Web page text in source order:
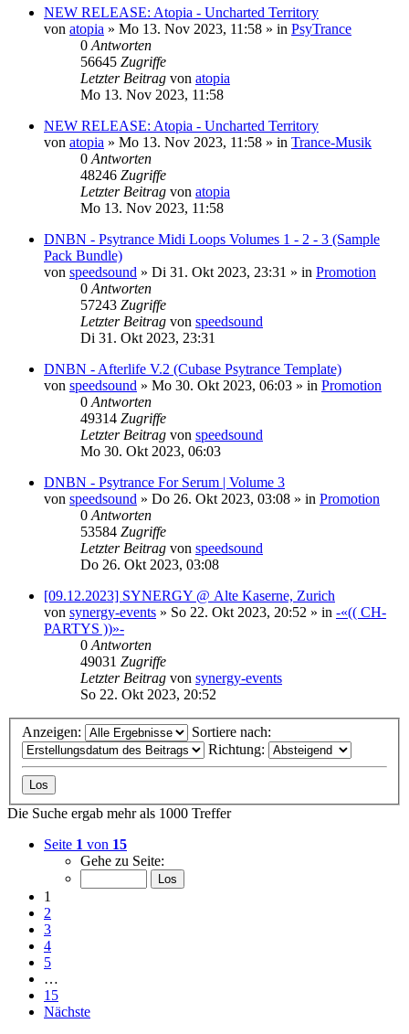
NEW RELEASE: Atopia - Uncharted Territory
von atopia » Mo 13. Nov 2023, 11:58 » in PsyTrance
0 Antworten
56645 Zugriffe
Letzter Beitrag von atopia
Mo 13. Nov 2023, 11:58
NEW RELEASE: Atopia - Uncharted Territory
von atopia » Mo 13. Nov 2023, 11:58 » in Trance-Musik
0 Antworten
48246 Zugriffe
Letzter Beitrag von atopia
Mo 13. Nov 2023, 11:58
DNBN - Psytrance Midi Loops Volumes 1 - 2 - 3 (Sample
Pack Bundle)
von speedsound » Di 31. Okt 2023, 23:31 » in Promotion
0 Antworten
57243 Zugriffe
Letzter Beitrag von speedsound
Di 31. Okt 2023, 23:31
DNBN - Afterlife V.2 (Cubase Psytrance Template)
von speedsound » Mo 30. Okt 2023, 06:03 » in Promotion
0 Antworten
49314 Zugriffe
Letzter Beitrag von speedsound
Mo 30. Okt 2023, 06:03
DNBN - Psytrance For Serum | Volume 3
von speedsound » Do 26. Okt 2023, 03:08 » in Promotion
0 Antworten
53584 Zugriffe
Letzter Beitrag von speedsound
Do 26. Okt 2023, 03:08
[09.12.2023] SYNERGY @ Alte Kaserne, Zurich
von synergy-events » So 22. Okt 2023, 20:52 » in -«(( CH-
PARTYS ))»-
0 Antworten
49031 Zugriffe
Letzter Beitrag von synergy-events
So 22. Okt 2023, 20:52
Anzeigen:
Sortiere nach:
Richtung:
Die Suche ergab mehr als 1000 Treffer
Seite 1 von 15
Gehe zu Seite:
1
2
3
4
5
…
15
Nächste